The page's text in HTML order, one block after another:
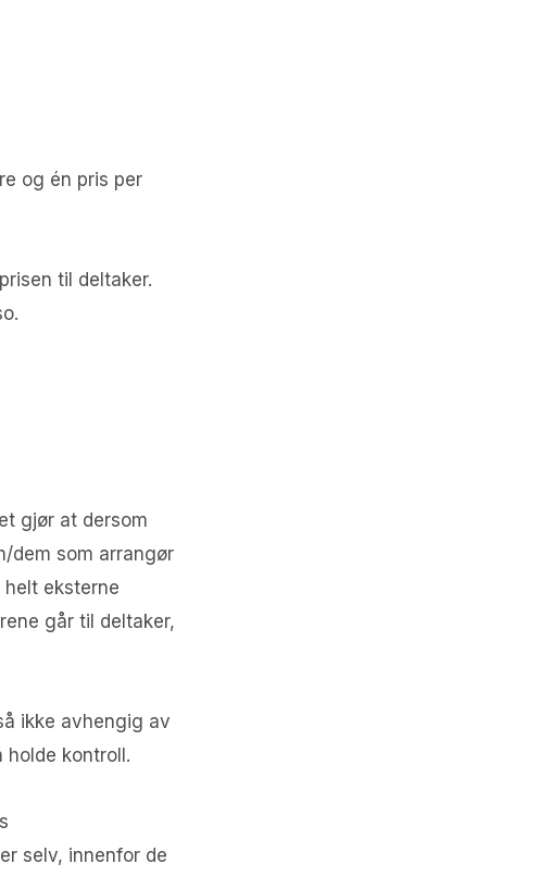
og én pris per
til deltaker.
gjør at dersom
dem som arrangør
eksterne
går til deltaker,
ikke avhengig av
holde kontroll.
selv, innenfor de